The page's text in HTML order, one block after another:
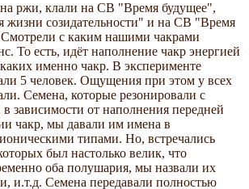
ржи, клали на СВ "Время будущее",
жизни созидательности" и на СВ "Время
с каким нашими чакрами
То есть, идёт наполнение чакр энергией
именно чакр. В эксперименте
5 человек. Ощущения при этом у всех
Семена, которые резонировали с
зависимости от наполнения передней
чакр, мы давали им имена в
типами. Но, встречались
был настолько велик, что
оба полушария, мы назвали их
и.т.д. Семена передавали полностью